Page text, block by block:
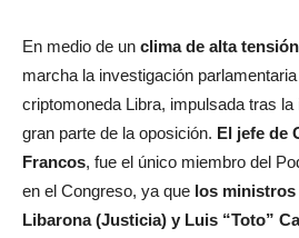
En medio de un clima de alta
marcha la investigación
criptomoneda Libra, impulsada tras
gran parte de la oposición. El jefe de
Francos, fue el único miembro del
en el Congreso, ya que los ministros
Libarona (Justicia) y Luis “Toto”